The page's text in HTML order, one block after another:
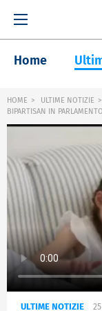
Home
HOME ULTIME NOTIZIE
BIPARTISAN IN PARLAMENTO
ULTIME NOTIZIE